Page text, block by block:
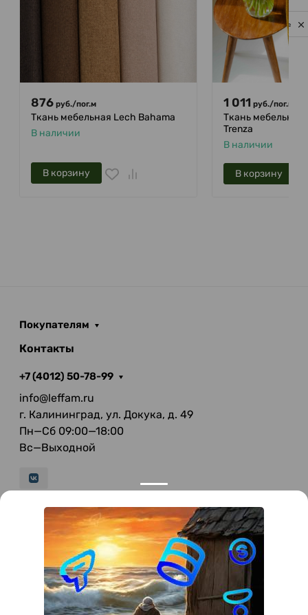
876 руб./пог.м
Ткань мебельная Lech Bahama
В наличии
В корзину
1 011 руб./пог.м
Ткань мебельная
Trenza
В наличии
В корзину
Покупателям
Контакты
+7 (4012) 50-78-99
info@leffam.ru
г. Калининград, ул. Докука, д. 49
Пн—Сб 09:00—18:00
Вс—Выходной
© 2026 LeFFAM — материалы для качественной
мягкой мебели
Получение и обработка персональных данных происходит в
соответствии с Федеральным законом от 27.07.2006 года №152-ФЗ
"О персональных данных", на условиях и для целей, определенных
Политикой конфиденциальности.
Все права защищены. Использование информации с сайта без
разрешения запрещено. Информация, указанная на сайте, не
Privacy notice